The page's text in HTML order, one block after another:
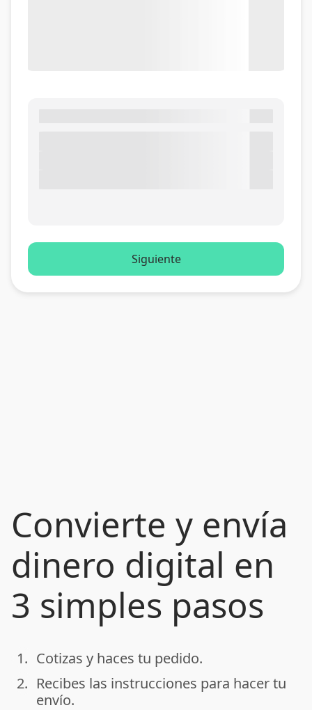
Convierte y envía
dinero digital en
3 simples pasos
done
1. Cotizas y haces tu pedido.
done
2. Recibes las instrucciones para hacer tu
envío.
Siguiente